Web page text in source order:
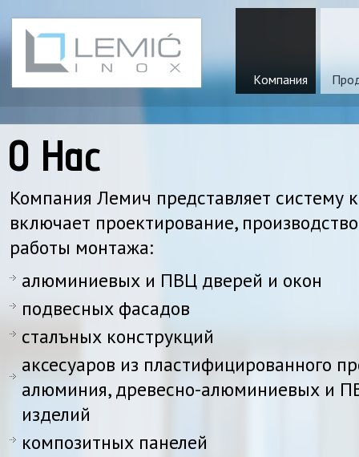
Kомпания
О Нас
Компания Лемич представляет систему
включает проектирование,
работы монтажа:
алюминиевых и ПВЦ дверей и окон
подвесных фасадов
сталъных конструкций
аксесуаров из пластифицированного
алюминия, древесно-алюминиевых и
изделий
композитных панелей